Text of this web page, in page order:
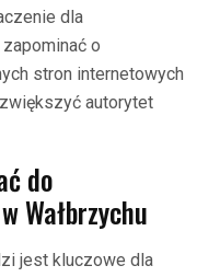
dla
o
stron internetowych
autorytet
do
Wałbrzychu
jest kluczowe dla